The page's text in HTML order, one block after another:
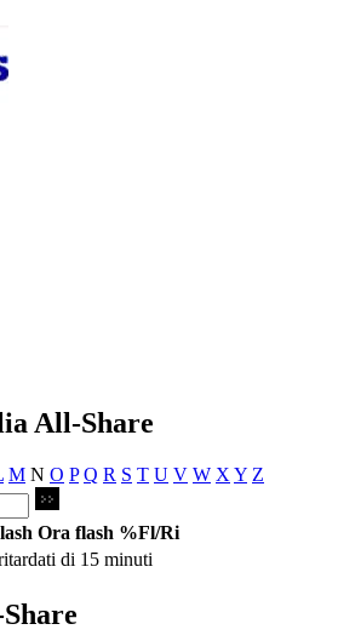
All-Share
M N O P Q R S T U V W X Y Z
Ora flash %Fl/Ri
di 15 minuti